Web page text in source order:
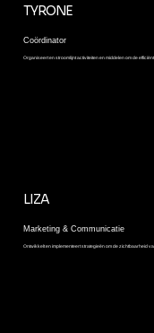
TYRONE
Coördinator
Organiseert en stroomlijnt activiteiten en middelen om de
LIZA
Marketing & Communicatie
Ontwikkelt en implementeert strategieën om de zichtbaarheid